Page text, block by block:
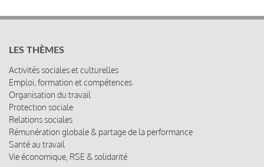
LES THÈMES
Activités sociales et culturelles
Emploi, formation et compétences
Organisation du travail
Protection sociale
Relations sociales
Rémunération globale & partage de la performance
Santé au travail
Vie économique, RSE & solidarité